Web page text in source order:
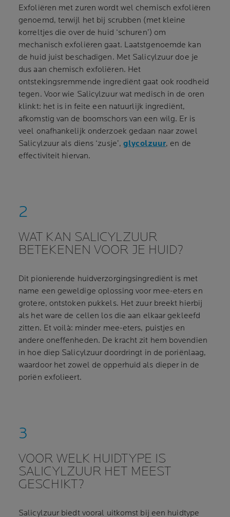
Exfoliëren met zuren wordt wel chemisch exfoliëren
genoemd, terwijl het bij scrubben (met kleine
korreltjes die over de huid ‘schuren’) om
mechanisch exfoliëren gaat. Laatstgenoemde kan
de huid juist beschadigen. Met Salicylzuur doe je
dus aan chemisch exfoliëren. Het
ontstekingsremmende ingrediënt gaat ook roodheid
tegen. Voor wie Salicylzuur wat medisch in de oren
klinkt: het is in feite een natuurlijk ingrediënt,
afkomstig van de boomschors van een wilg. Er is
veel onafhankelijk onderzoek gedaan naar zowel
Salicylzuur als diens ‘zusje’,glycolzuur, en de
effectiviteit hiervan.
WAT KAN SALICYLZUUR
BETEKENEN VOOR JE HUID?
Dit pionierende huidverzorgingsingrediënt is met
name een geweldige oplossing voor mee-eters en
grotere, ontstoken pukkels. Het zuur breekt hierbij
als het ware de cellen los die aan elkaar gekleefd
zitten. Et voilà: minder mee-eters, puistjes en
andere oneffenheden. De kracht zit hem bovendien
in hoe diep Salicylzuur doordringt in de poriënlaag,
waardoor het zowel de opperhuid als dieper in de
poriën exfolieert.
VOOR WELK HUIDTYPE IS
SALICYLZUUR HET MEEST
GESCHIKT?
Salicylzuur biedt vooral uitkomst bij een huidtype